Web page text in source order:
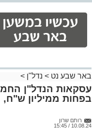
באר שבע נט > נדל"ן >
עסקאות הנדל"ן
בפחות ממיליון
רותם שרון
10.08.24 / 15:45